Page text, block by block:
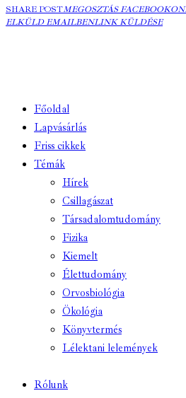
SHARE POSTMEGOSZTÁS
FACEBOOKON
MEGOSZTÁS FACEBOOKON
ELKÜLD EMAILBENCOPY
LINK KÜLDÉSE
Főoldal
Lapvásárlás
Friss cikkek
Témák
Hírek
Csillagászat
Társadalomtudomány
Fizika
Kiemelt
Élettudomány
Orvosbiológia
Ökológia
Könyvtermés
Lélektani lelemények
Rólunk